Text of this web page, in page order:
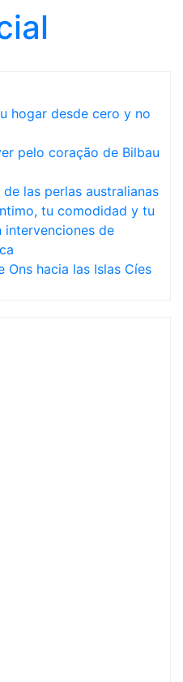
hogar desde cero y no
pelo coração de Bilbau
las perlas australianas
tu comodidad y tu
intervenciones de
Ons hacia las Islas Cíes